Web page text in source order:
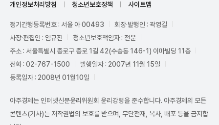
개인정보처리방침 청소년보호정책 사이트맵
정기간행등록번호 : 서울 아 00493
회장·발행인 : 곽영길
사장·편집인 : 임규진
청소년보호책임자 : 전운
주소 : 서울특별시 종로구 종로 1길 42(수송동 146-1) 이마빌딩 11층
전화 : 02-767-1500
발행일자 : 2007년 11월 15일
등록일자 : 2008년 01월10일
아주경제는 인터넷신문윤리위원회 윤리강령을 준수합니다. 아주경제의 모든
콘텐츠(기사)는 저작권법의 보호를 받으며, 무단전재, 복사, 배포 등을 금지합